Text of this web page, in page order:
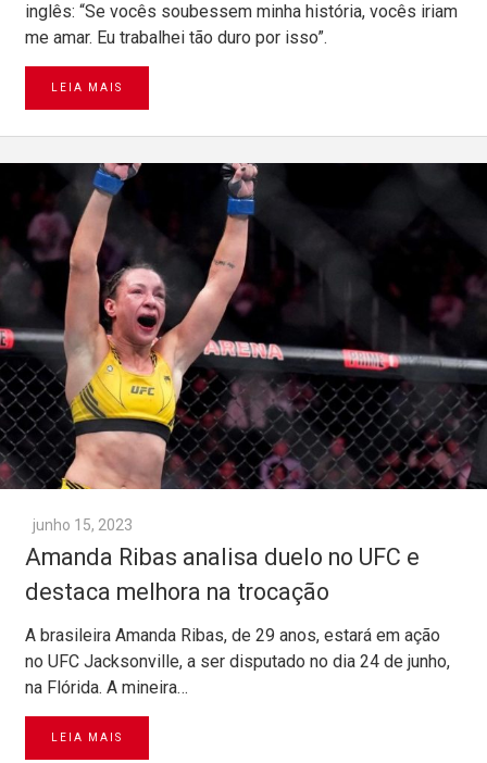
inglês: “Se vocês soubessem minha história, vocês iriam
me amar. Eu trabalhei tão duro por isso”.
LEIA MAIS
junho 15, 2023
Amanda Ribas analisa duelo no UFC e
destaca melhora na trocação
A brasileira Amanda Ribas, de 29 anos, estará em ação
no UFC Jacksonville, a ser disputado no dia 24 de junho,
na Flórida. A mineira…
LEIA MAIS